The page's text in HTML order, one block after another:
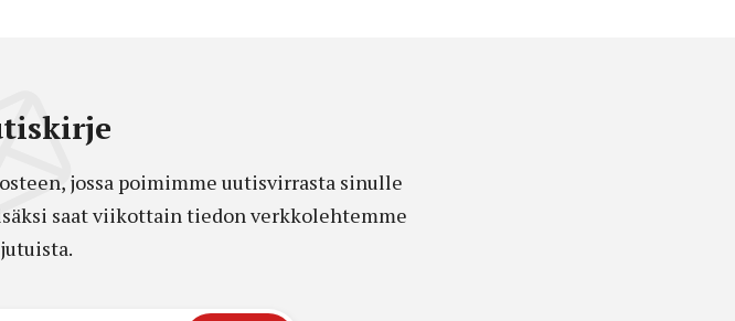
jossa poimimme uutisvirrasta sinulle
saat viikottain tiedon verkkolehtemme